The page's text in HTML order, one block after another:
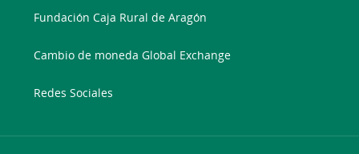
Fundación Caja Rural de Aragón
Cambio de moneda Global Exchange
Redes Sociales